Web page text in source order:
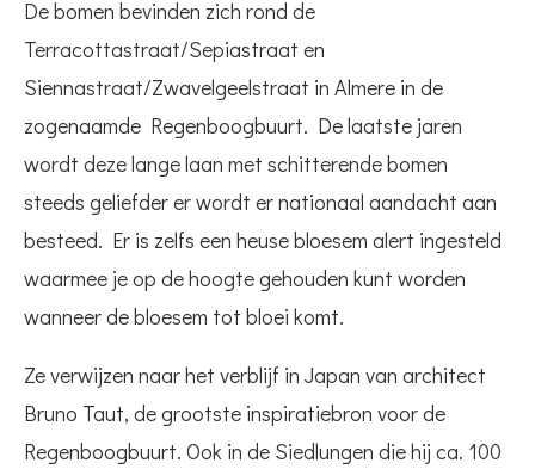
De bomen bevinden zich rond de
Terracottastraat/Sepiastraat en
Siennastraat/Zwavelgeelstraat in Almere in de
zogenaamde Regenboogbuurt. De laatste jaren
wordt deze lange laan met schitterende bomen
steeds geliefder er wordt er nationaal aandacht aan
besteed. Er is zelfs een heuse bloesem alert ingesteld
waarmee je op de hoogte gehouden kunt worden
wanneer de bloesem tot bloei komt.
Ze verwijzen naar het verblijf in Japan van architect
Bruno Taut, de grootste inspiratiebron voor de
Regenboogbuurt. Ook in de Siedlungen die hij ca. 100